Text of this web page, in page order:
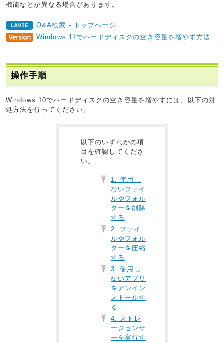
機能などが異なる場合があります。
Q&A検索 - トップページ
Windows 11でハードディスクの空き容量を増やす方法
操作手順
Windows 10でハードディスクの空き容量を増やすには、以下の対
処方法を行ってください。
以下のいずれかの項
目を確認してくださ
い。
1. 使用し
ないファイ
ルやフォル
ダーを削除
する
2. ファイ
ルやフォル
ダーを圧縮
する
3. 使用し
ないアプリ
をアンイン
ストールす
る
4. ストレ
ージセンサ
ーを実行す